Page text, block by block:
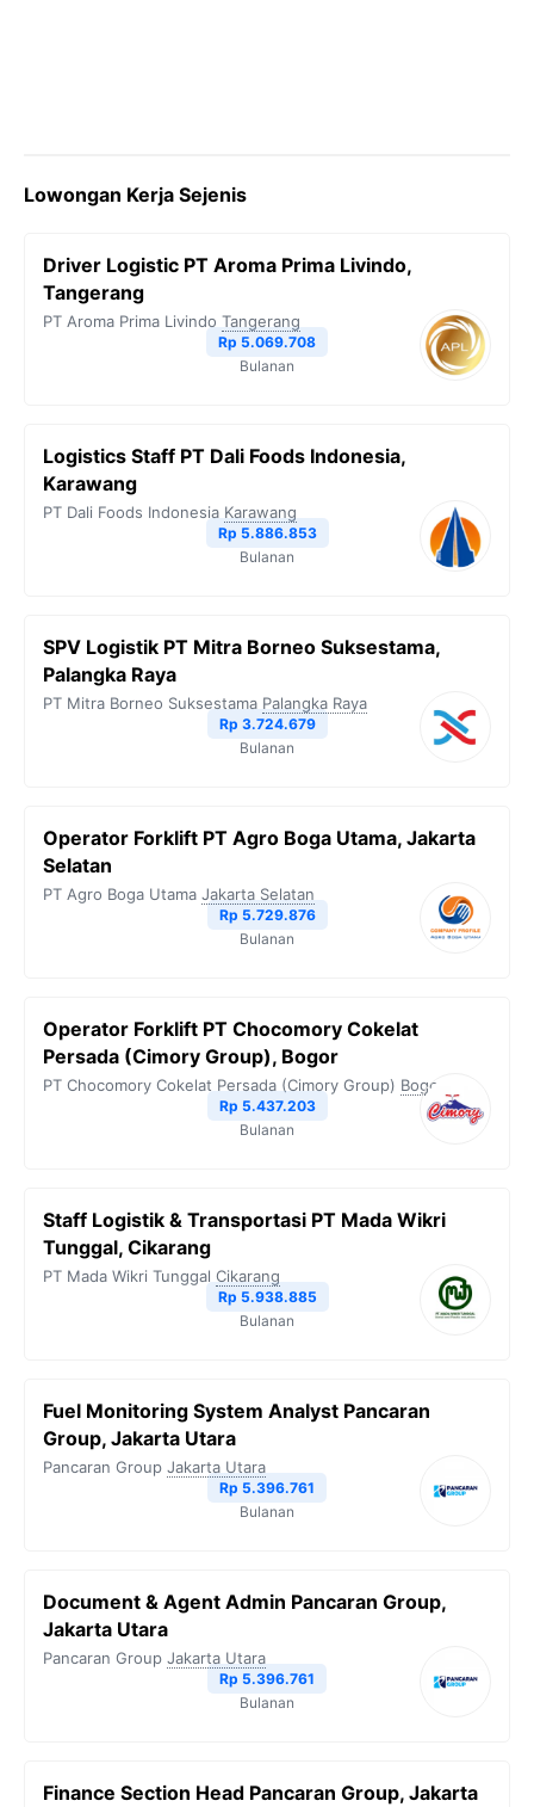
Lowongan Kerja Sejenis
Driver Logistic PT Aroma Prima Livindo,
Tangerang
PT Aroma Prima Livindo Tangerang
Rp 5.069.708
Bulanan
Logistics Staff PT Dali Foods Indonesia,
Karawang
PT Dali Foods Indonesia Karawang
Rp 5.886.853
Bulanan
SPV Logistik PT Mitra Borneo Suksestama,
Palangka Raya
PT Mitra Borneo Suksestama Palangka Raya
Rp 3.724.679
Bulanan
Operator Forklift PT Agro Boga Utama, Jakarta
Selatan
PT Agro Boga Utama Jakarta Selatan
Rp 5.729.876
Bulanan
Operator Forklift PT Chocomory Cokelat
Persada (Cimory Group), Bogor
PT Chocomory Cokelat Persada (Cimory Group) Bogor
Rp 5.437.203
Bulanan
Staff Logistik & Transportasi PT Mada Wikri
Tunggal, Cikarang
PT Mada Wikri Tunggal Cikarang
Rp 5.938.885
Bulanan
Fuel Monitoring System Analyst Pancaran
Group, Jakarta Utara
Pancaran Group Jakarta Utara
Rp 5.396.761
Bulanan
Document & Agent Admin Pancaran Group,
Jakarta Utara
Pancaran Group Jakarta Utara
Rp 5.396.761
Bulanan
Finance Section Head Pancaran Group, Jakarta